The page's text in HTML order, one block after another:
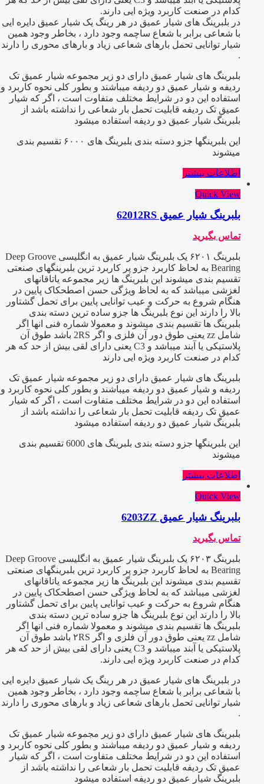
کدام در صنعت کاربرد ویژه ایی دارند.
در بلبرینگ های شیار عمیق در هر رینگ یک شیار عمیق دایره ایی
با شعاعی برابر با شعاع ساچمه وجود دارد ، بخاطر وجود همین
شیار توانایی تحمل بارهای شعاعی زیاد و بارهای محوری را دارند
.
بلبرینگ های شیار عمیق دارای دو زیر مجموعه شیار عمیق تک
ردیفه و شیار عمیق دو ردیفه میباشند و بطور کلی نحوه کاربرد و
استفاده این دو در شرایط مختلف متفاوت است ، اگر که شیار
عمیق تک ردیفه قابلیت تحمل بار شعاعی را نداشته باشد از
بلبرینگ شیار عمیق دو ردیفه استفاده میشود
این بلبرینگها جزو دسته بندی بلبرینگ های ۶۰۰۰ تقسیم بندی
میشوند
اطلاعات بیشتر
Quick View
بلبرینگ شیار عمیق 62012RS
تماس بگیرید
بلبرینگ ۶۲۰۱ یک بلبرینگ شیار عمیق به انگلیسی Deep Groove
Bearing به لحاظ کاربرد جزو پر کاربرد ترین بلبرینگهای صنعتی
تقسیم بندی میشوند این بلبرینگ ها زیر مجموعه یاتاقانهای
لغزشی میباشد که به لحاظ ویژگی حسن اصطحکاک پایین در
هنگام شروع به حرکت و عیب توانایی پایین برای تحمل گشتاور
بالا را دارند این نوع بلبرینگ ها جزو ساده ترین دسته بندی
بلبرینگ ها تقسیم بندی میشوند و معمولا شماره فنی انها اگر
شامل zz یعنی طوق دور آن فلزی و اگر 2RS باشد طوق آن
پلاستیکی یا آبند میباشد و C3 یعنی دارای لقی بیش از حد که هر
کدام در صنعت کاربرد ویژه ایی دارند
بلبرینگ های شیار عمیق دارای دو زیر مجموعه شیار عمیق تک
ردیفه و شیار عمیق دو ردیفه میباشند و بطور کلی نحوه کاربرد و
استفاده این دو در شرایط مختلف متفاوت است ، اگر که شیار
عمیق تک ردیفه قابلیت تحمل بار شعاعی را نداشته باشد از
بلبرینگ شیار عمیق دو ردیفه استفاده میشود
این بلبرینگها جزو دسته بندی بلبرینگ های 6000 تقسیم بندی
میشوند
اطلاعات بیشتر
Quick View
بلبرینگ شیار عمیق 6203ZZ
تماس بگیرید
بلبرینگ ۶۲۰۳ یک بلبرینگ شیار عمیق به انگلیسی Deep Groove
Bearing به لحاظ کاربرد جزو پر کاربرد ترین بلبرینگهای صنعتی
تقسیم بندی میشوند این بلبرینگ ها زیر مجموعه یاتاقانهای
لغزشی میباشد که به لحاظ ویژگی حسن اصطحکاک پایین در
هنگام شروع به حرکت و عیب توانایی پایین برای تحمل گشتاور
بالا را دارند این نوع بلبرینگ ها جزو ساده ترین دسته بندی
بلبرینگ ها تقسیم بندی میشوند و معمولا شماره فنی انها اگر
شامل zz یعنی طوق دور آن فلزی و اگر ۲RS باشد طوق آن
پلاستیکی یا آبند میباشد و C3 یعنی دارای لقی بیش از حد که هر
کدام در صنعت کاربرد ویژه ایی دارند.
در بلبرینگ های شیار عمیق در هر رینگ یک شیار عمیق دایره ایی
با شعاعی برابر با شعاع ساچمه وجود دارد ، بخاطر وجود همین
شیار توانایی تحمل بارهای شعاعی زیاد و بارهای محوری را دارند
.
بلبرینگ های شیار عمیق دارای دو زیر مجموعه شیار عمیق تک
ردیفه و شیار عمیق دو ردیفه میباشند و بطور کلی نحوه کاربرد و
استفاده این دو در شرایط مختلف متفاوت است ، اگر که شیار
عمیق تک ردیفه قابلیت تحمل بار شعاعی را نداشته باشد از
بلبرینگ شیار عمیق دو ردیفه استفاده میشود